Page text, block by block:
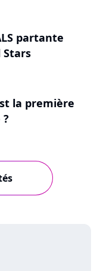
partante
Stars
la première